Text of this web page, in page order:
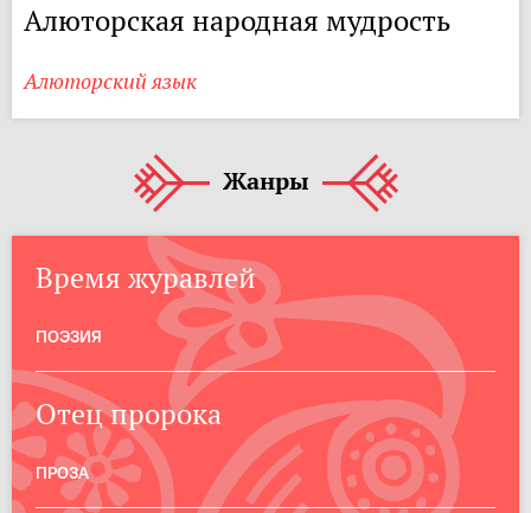
Алюторская народная мудрость
Алюторский язык
Жанры
Время журавлей
ПОЭЗИЯ
Отец пророка
ПРОЗА